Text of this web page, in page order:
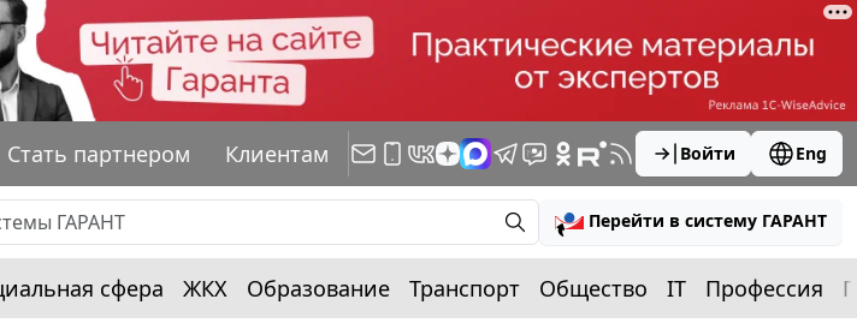
Стать партнером Клиентам Войти Eng
Перейти в систему ГАРАНТ
сфера ЖКХ Образование Транспорт Общество IT Профессия